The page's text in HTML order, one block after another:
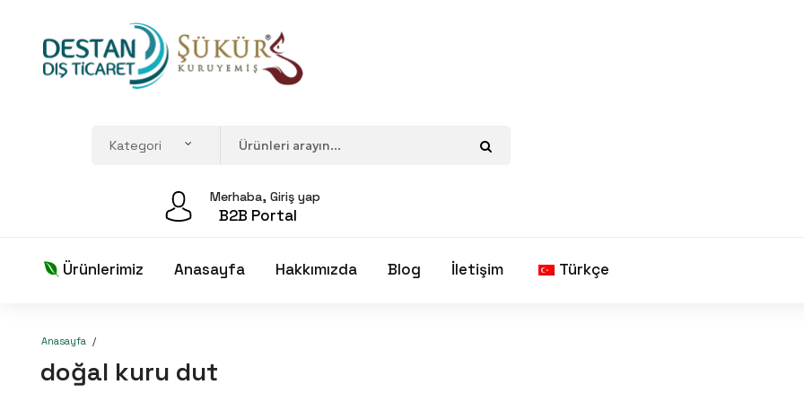
Merhaba, Giriş yap
B2B Portal
Ürünlerimiz Anasayfa Hakkımızda Blog İletişim Türkçe
Anasayfa
doğal kuru dut